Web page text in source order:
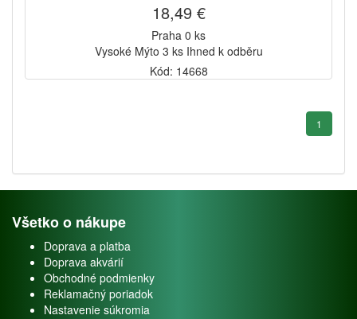
18,49 €
Praha 0 ks
Vysoké Mýto 3 ks Ihned k odběru
Kód: 14668
1
Všetko o nákupe
Doprava a platba
Doprava akvárií
Obchodné podmienky
Reklamačný poriadok
Nastavenie súkromia